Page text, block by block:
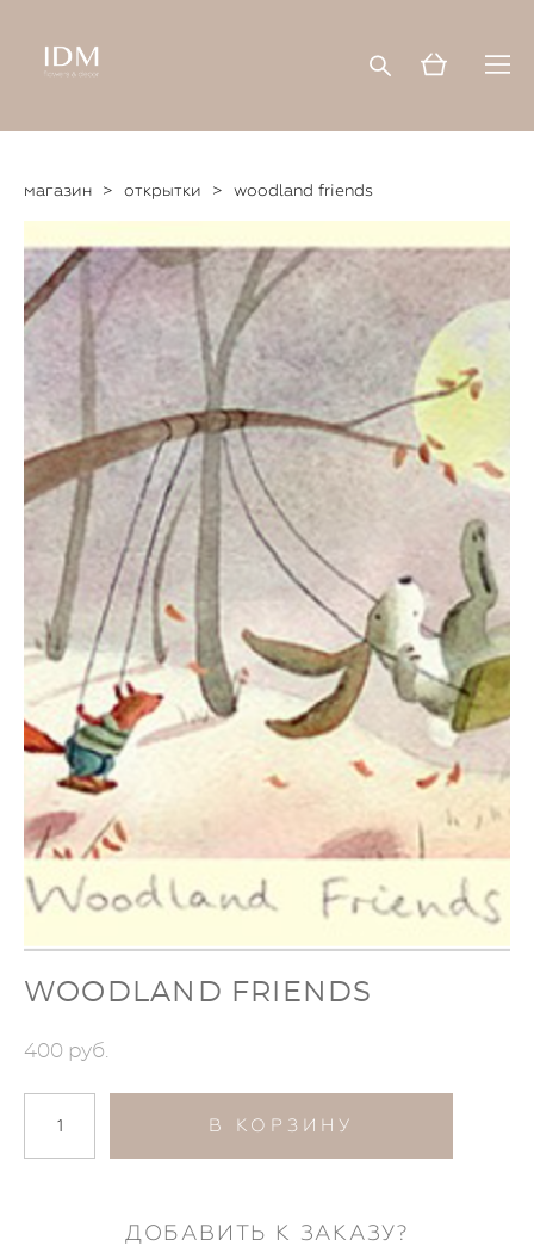
магазин > открытки > woodland friends
WOODLAND FRIENDS
400 pуб.
В КОРЗИНУ
ДОБАВИТЬ К ЗАКАЗУ?